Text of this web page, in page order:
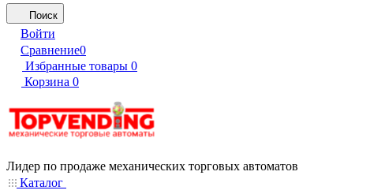
Поиск
Войти
Сравнение0
Избранные товары 0
Корзина 0
Лидер по продаже механических торговых автоматов
Каталог